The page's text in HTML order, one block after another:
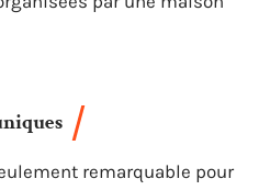
remarquable pour